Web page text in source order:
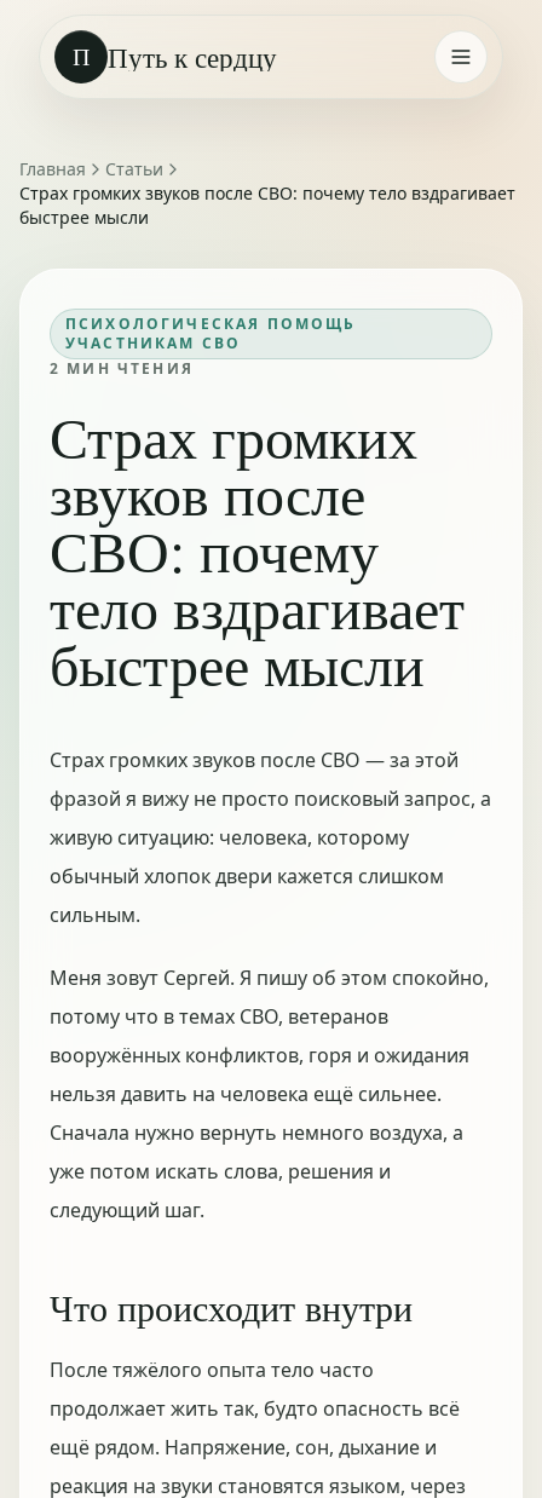
П Путь к сердцу
Главная
Статьи
Страх громких звуков после СВО: почему тело вздрагивает
быстрее мысли
ПСИХОЛОГИЧЕСКАЯ ПОМОЩЬ
УЧАСТНИКАМ СВО
2 МИН ЧТЕНИЯ
Страх громких
звуков после
СВО: почему
тело вздрагивает
быстрее мысли
Страх громких звуков после СВО — за этой
фразой я вижу не просто поисковый запрос, а
живую ситуацию: человека, которому
обычный хлопок двери кажется слишком
сильным.
Меня зовут Сергей. Я пишу об этом спокойно,
потому что в темах СВО, ветеранов
вооружённых конфликтов, горя и ожидания
нельзя давить на человека ещё сильнее.
Сначала нужно вернуть немного воздуха, а
уже потом искать слова, решения и
следующий шаг.
Что происходит внутри
После тяжёлого опыта тело часто
продолжает жить так, будто опасность всё
ещё рядом. Напряжение, сон, дыхание и
реакция на звуки становятся языком, через